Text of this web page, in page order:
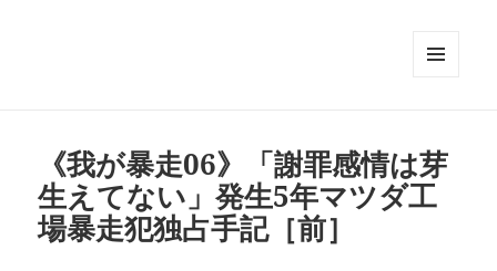
ット
《我が暴走06》「謝罪感情は芽
生えてない」発生5年マツダ工
場暴走犯独占手記［前］